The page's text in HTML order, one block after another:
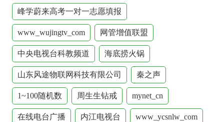
峰学蔚来高考一对一志愿填报
www_wujingtv_com 网管增值联盟
中央电视台科教频道 海底捞火锅
山东风途物联网科技有限公司 秦之声
1~100随机数 周生生钻戒 mynet_cn
在线电台广播 内江电视台 www_ycsnlw_com